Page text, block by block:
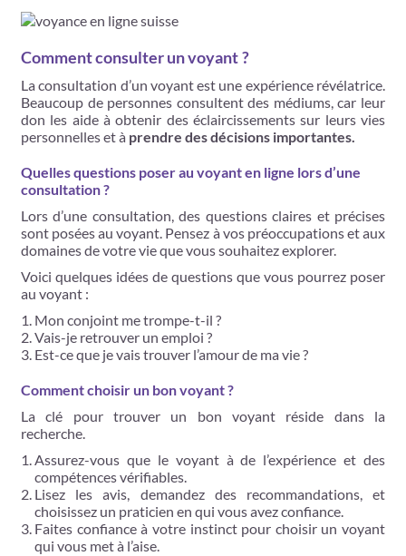
Comment consulter un voyant ?
La consultation d’un voyant est une expérience révélatrice.
Beaucoup de personnes consultent des médiums, car leur
don les aide à obtenir des éclaircissements sur leurs vies
personnelles et à prendre des décisions importantes.
Quelles questions poser au voyant en ligne lors d’une
consultation ?
Lors d’une consultation, des questions claires et précises
sont posées au voyant. Pensez à vos préoccupations et aux
domaines de votre vie que vous souhaitez explorer.
Voici quelques idées de questions que vous pourrez poser
au voyant :
Mon conjoint me trompe-t-il ?
Vais-je retrouver un emploi ?
Est-ce que je vais trouver l’amour de ma vie ?
Comment choisir un bon voyant ?
La clé pour trouver un bon voyant réside dans la
recherche.
Assurez-vous que le voyant à de l’expérience et des
compétences vérifiables.
Lisez les avis, demandez des recommandations, et
choisissez un praticien en qui vous avez confiance.
Faites confiance à votre instinct pour choisir un voyant
qui vous met à l’aise.